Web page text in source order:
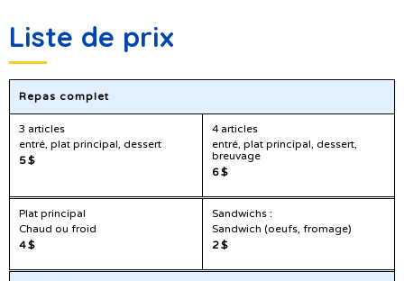
Liste de prix
Repas complet
3 articles
entré, plat principal, dessert
5 $
4 articles
entré, plat principal, dessert,
breuvage
6 $
Plat principal
Chaud ou froid
4 $
Sandwichs :
Sandwich (oeufs, fromage)
2 $